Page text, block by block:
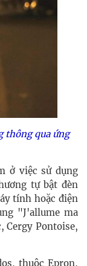
thông qua ứng
ở việc sử dụng
tự bật đèn
tính hoặc điện
"J'allume ma
Cergy Pontoise,
thuộc Epron,